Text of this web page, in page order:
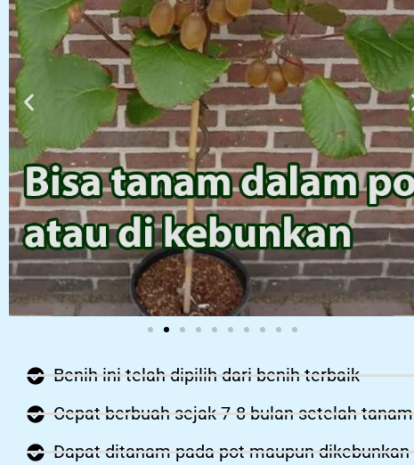
Benih ini telah dipilih dari benih terbaik
Cepat berbuah sejak 7-8 bulan setelah tanam
Dapat ditanam pada pot maupun dikebunkan